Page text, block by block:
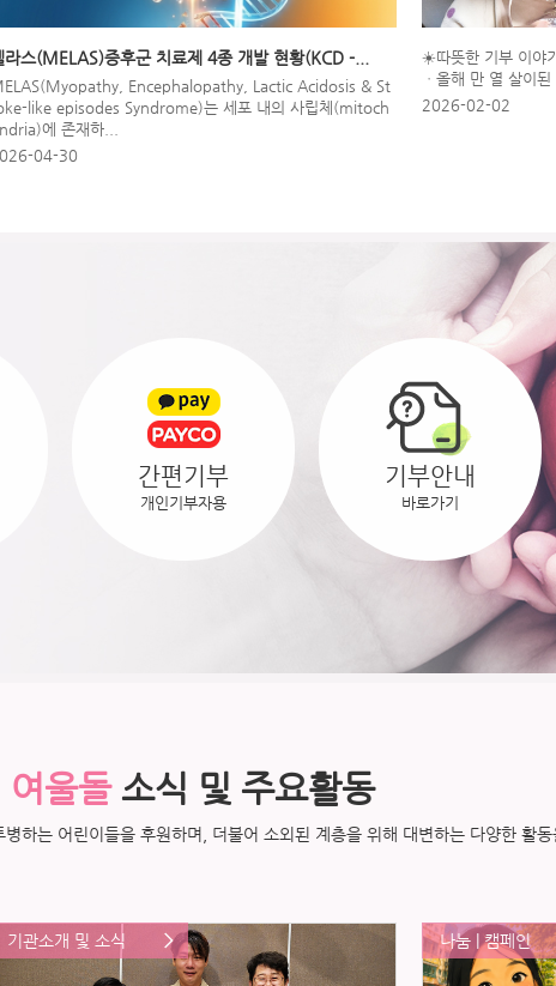
라스(MELAS)증후군 치료제 4종 개발 현황(KCD -...
Encephalopathy, Lactic Acidosis & St
like episodes Syndrome)는 세포 내의 사립체(mitoch
에 존재하...
04-30
☀️따뜻한 기부 이야
ㆍ올해 만 열 살이
2026-02-02
간편기부
개인기부자용
기부안내
바로가기
여울돌소식 및 주요활동
하는 어린이들을 후원하며, 더불어 소외된 계층을 위해 대변하는 다양한 활동
기관소개 및 소식 나눔 | 캠페인